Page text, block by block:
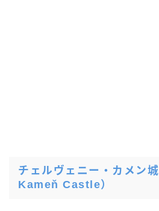
チェルヴェニー・カメン城
Kameň Castle）